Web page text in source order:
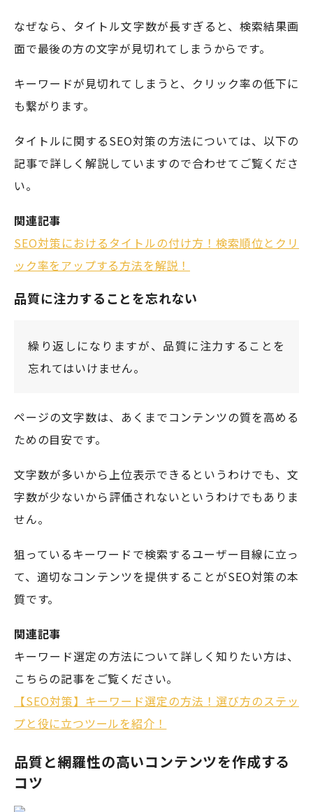
なぜなら、タイトル文字数が長すぎると、検索結果画
面で最後の方の文字が見切れてしまうからです。
キーワードが見切れてしまうと、クリック率の低下に
も繋がります。
タイトルに関するSEO対策の方法については、以下の
記事で詳しく解説していますので合わせてご覧くださ
い。
関連記事
SEO対策におけるタイトルの付け方！検索順位とクリ
ック率をアップする方法を解説！
品質に注力することを忘れない
繰り返しになりますが、品質に注力することを
忘れてはいけません。
ページの文字数は、あくまでコンテンツの質を高める
ための目安です。
文字数が多いから上位表示できるというわけでも、文
字数が少ないから評価されないというわけでもありま
せん。
狙っているキーワードで検索するユーザー目線に立っ
て、適切なコンテンツを提供することがSEO対策の本
質です。
関連記事
キーワード選定の方法について詳しく知りたい方は、
こちらの記事をご覧ください。
【SEO対策】キーワード選定の方法！選び方のステッ
プと役に立つツールを紹介！
品質と網羅性の高いコンテンツを作成する
コツ